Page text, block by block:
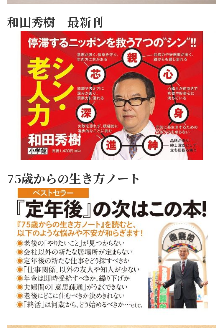
和田秀樹 最新刊
75歳からの生き方ノート